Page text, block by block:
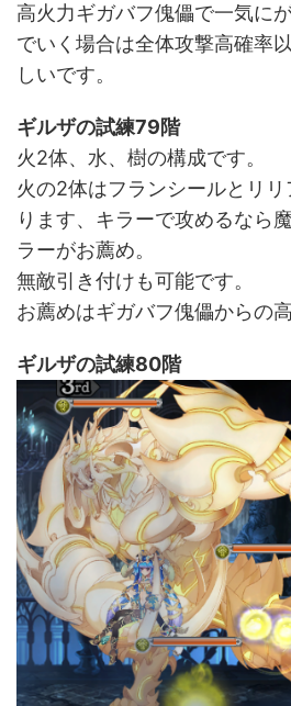
高火力ギガバフ傀儡で一気に
でいく場合は全体攻撃高確率
しいです。
ギルザの試練79階
火2体、水、樹の構成です。
火の2体はフランシールとリ
ります、キラーで攻めるなら
ラーがお薦め。
無敵引き付けも可能です。
お薦めはギガバフ傀儡からの高
ギルザの試練80階